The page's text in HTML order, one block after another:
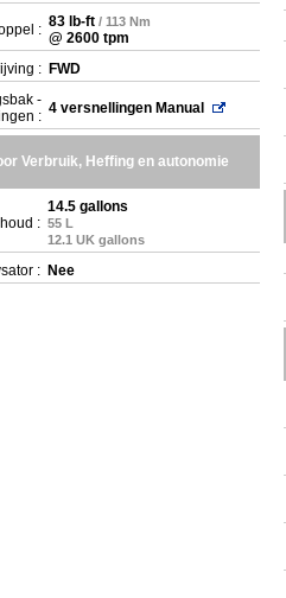
: 83 lb-ft / 113 Nm
@ 2600 tpm
: FWD
-
: 4 versnellingen Manual
Verbruik, Heffing en autonomie
:
14.5 gallons
55 L
12.1 UK gallons
: Nee